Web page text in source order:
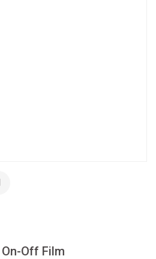
Off Film